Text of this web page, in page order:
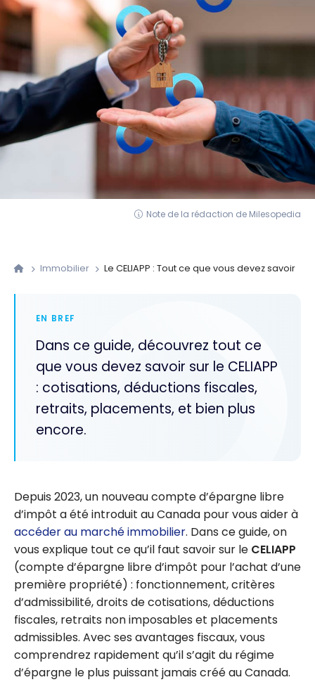
Note de la rédaction de Milesopedia
Immobilier Le CELIAPP : Tout ce que vous devez savoir
EN BREF
Dans ce guide, découvrez tout ce
que vous devez savoir sur le CELIAPP
: cotisations, déductions fiscales,
retraits, placements, et bien plus
encore.
Depuis 2023, un nouveau compte d’épargne libre
d’impôt a été introduit au Canada pour vous aider à
accéder au marché immobilier. Dans ce guide, on
vous explique tout ce qu’il faut savoir sur le CELIAPP
(compte d’épargne libre d’impôt pour l’achat d’une
première propriété) : fonctionnement, critères
d’admissibilité, droits de cotisations, déductions
fiscales, retraits non imposables et placements
admissibles. Avec ses avantages fiscaux, vous
comprendrez rapidement qu’il s’agit du régime
d’épargne le plus puissant jamais créé au Canada.